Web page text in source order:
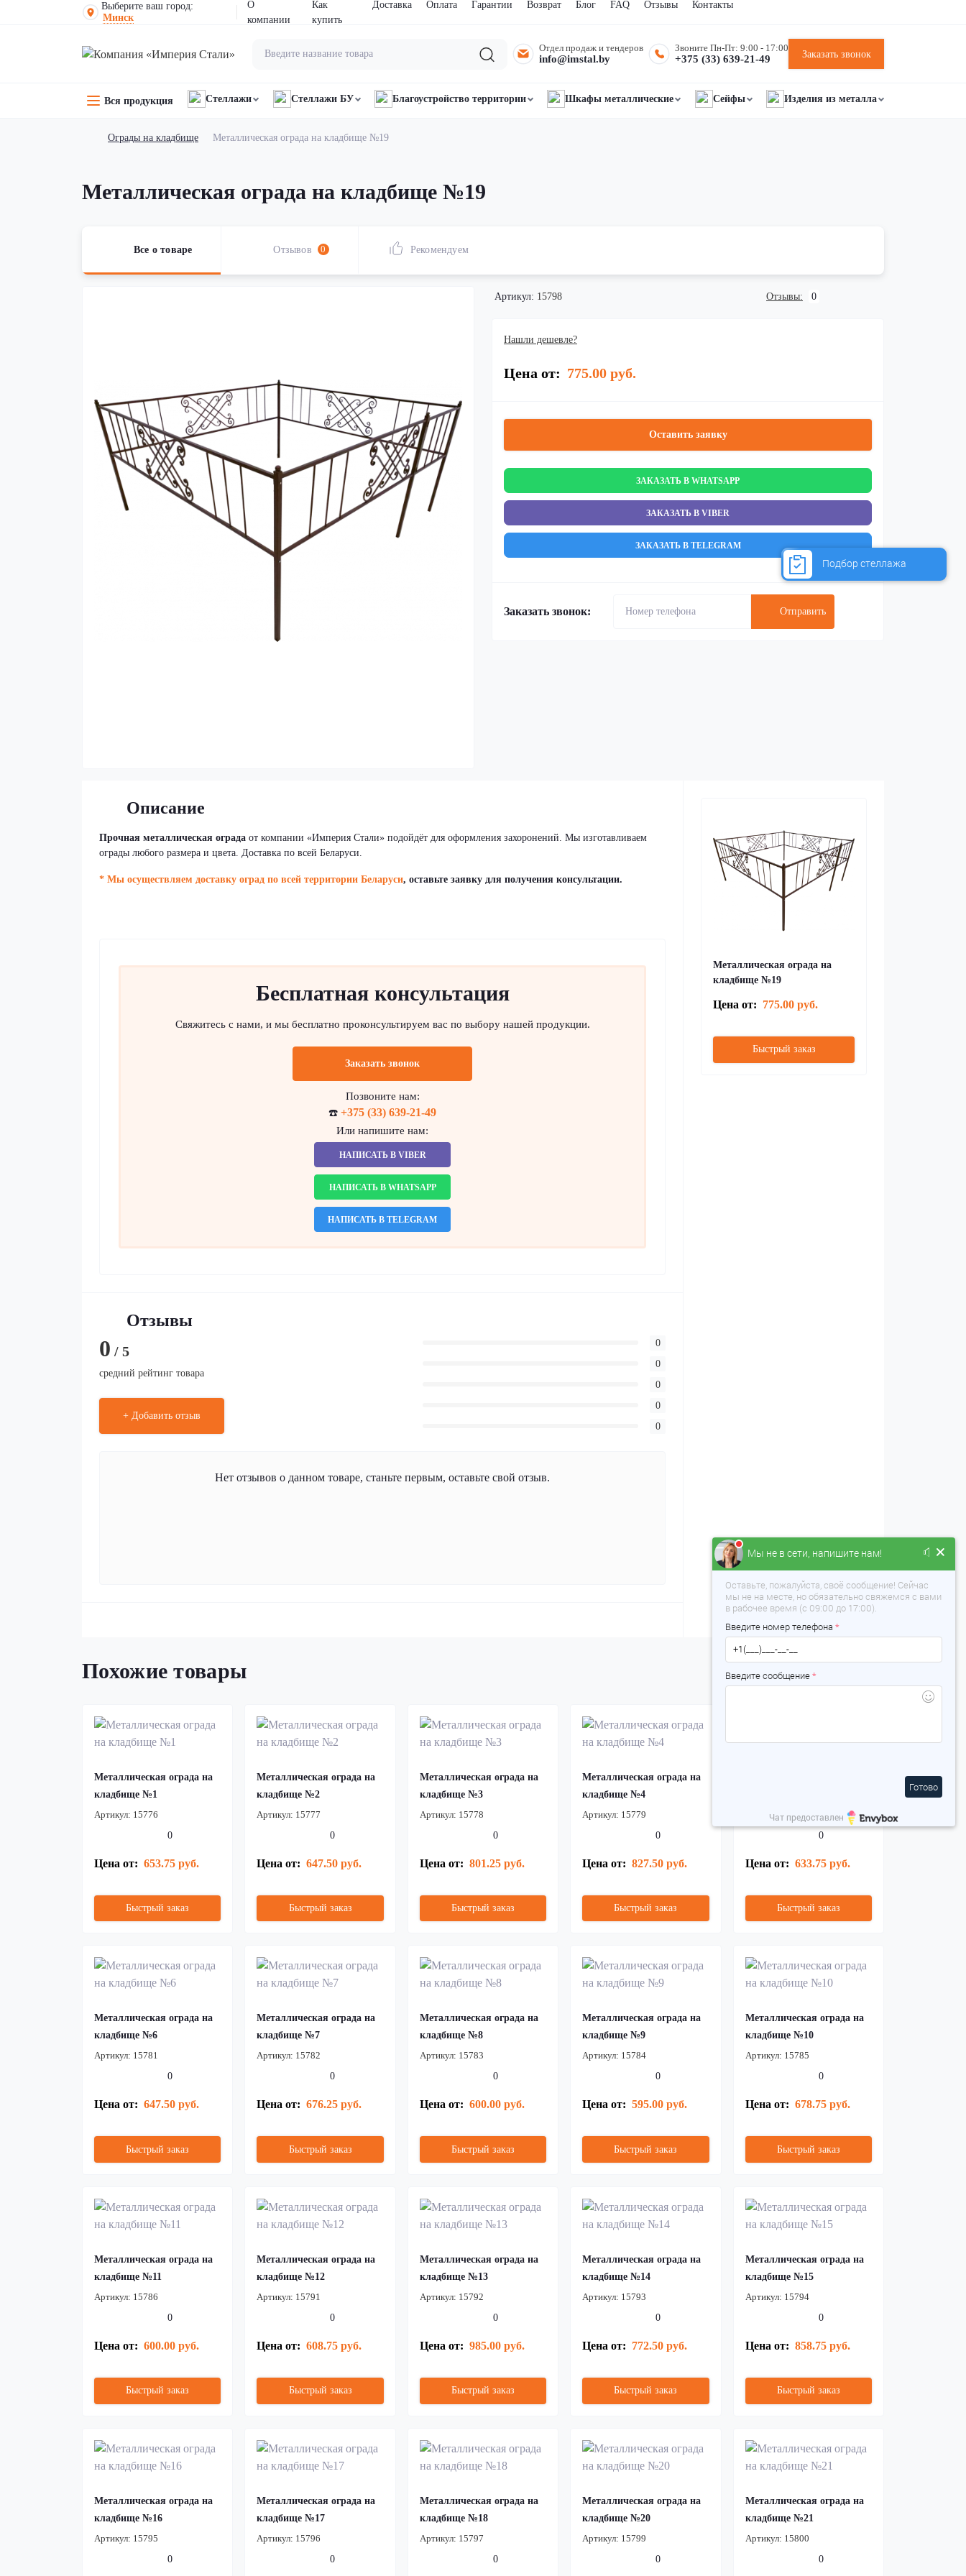
Выберите ваш город:
Минск
О
компании
Как
купить
Доставка Оплата Гарантии Возврат Блог FAQ Отзывы Контакты
Отдел продаж и тендеров
info@imstal.by
Звоните Пн-Пт: 9:00 - 17:00
+375 (33) 639-21-49 Заказать звонок
Вся продукция Стеллажи Стеллажи БУ Благоустройство территории Шкафы металлические Сейфы Изделия из металла
Ограды на кладбище Металлическая ограда на кладбище №19
Металлическая ограда на кладбище №19
Все о товаре Отзывов 0 Рекомендуем
Артикул: 15798 Отзывы: 0
Нашли дешевле?
Цена от: 775.00 руб.
Оставить заявку
ЗАКАЗАТЬ В WHATSAPP
ЗАКАЗАТЬ В VIBER
ЗАКАЗАТЬ В TELEGRAM
Заказать звонок: Отправить
Описание
Прочная металлическая ограда от компании «Империя Стали» подойдёт для оформления захоронений. Мы изготавливаем
ограды любого размера и цвета. Доставка по всей Беларуси.
* Мы осуществляем доставку оград по всей территории Беларуси, оставьте заявку для получения консультации.
Бесплатная консультация
Свяжитесь с нами, и мы бесплатно проконсультируем вас по выбору нашей продукции.
Заказать звонок
Позвоните нам:
☎️ +375 (33) 639-21-49
Или напишите нам:
НАПИСАТЬ В VIBER
НАПИСАТЬ В WHATSAPP
НАПИСАТЬ В TELEGRAM
Отзывы
0 / 5
средний рейтинг товара
+ Добавить отзыв
0
0
0
0
0
Нет отзывов о данном товаре, станьте первым, оставьте свой отзыв.
Металлическая ограда на
кладбище №19
Цена от: 775.00 руб.
Быстрый заказ
Похожие товары
Металлическая ограда на
кладбище №1
Артикул: 15776
0
Цена от: 653.75 руб.
Быстрый заказ
Металлическая ограда на
кладбище №2
Артикул: 15777
0
Цена от: 647.50 руб.
Быстрый заказ
Металлическая ограда на
кладбище №3
Артикул: 15778
0
Цена от: 801.25 руб.
Быстрый заказ
Металлическая ограда на
кладбище №4
Артикул: 15779
0
Цена от: 827.50 руб.
Быстрый заказ
Артикул:15780
0
Цена от: 633.75 руб.
Быстрый заказ
Металлическая ограда на
кладбище №6
Артикул: 15781
0
Цена от: 647.50 руб.
Быстрый заказ
Металлическая ограда на
кладбище №7
Артикул: 15782
0
Цена от: 676.25 руб.
Быстрый заказ
Металлическая ограда на
кладбище №8
Артикул: 15783
0
Цена от: 600.00 руб.
Быстрый заказ
Металлическая ограда на
кладбище №9
Артикул: 15784
0
Цена от: 595.00 руб.
Быстрый заказ
Металлическая ограда на
кладбище №10
Артикул: 15785
0
Цена от: 678.75 руб.
Быстрый заказ
Металлическая ограда на
кладбище №11
Артикул: 15786
0
Цена от: 600.00 руб.
Быстрый заказ
Металлическая ограда на
кладбище №12
Артикул: 15791
0
Цена от: 608.75 руб.
Быстрый заказ
Металлическая ограда на
кладбище №13
Артикул: 15792
0
Цена от: 985.00 руб.
Быстрый заказ
Металлическая ограда на
кладбище №14
Артикул: 15793
0
Цена от: 772.50 руб.
Быстрый заказ
Металлическая ограда на
кладбище №15
Артикул: 15794
0
Цена от: 858.75 руб.
Быстрый заказ
Металлическая ограда на
кладбище №16
Артикул: 15795
0
Металлическая ограда на
кладбище №17
Артикул: 15796
0
Металлическая ограда на
кладбище №18
Артикул: 15797
0
Металлическая ограда на
кладбище №20
Артикул: 15799
0
Металлическая ограда на
кладбище №21
Артикул: 15800
0
Подбор стеллажа
Мы не в сети, напишите нам!
Оставьте, пожалуйста, своё сообщение! Сейчас
мы не на месте, но обязательно свяжемся с вами
в рабочее время (с 09:00 до 17:00).
Введите номер телефона *
Введите сообщение*
Готово
Чат предоставлен